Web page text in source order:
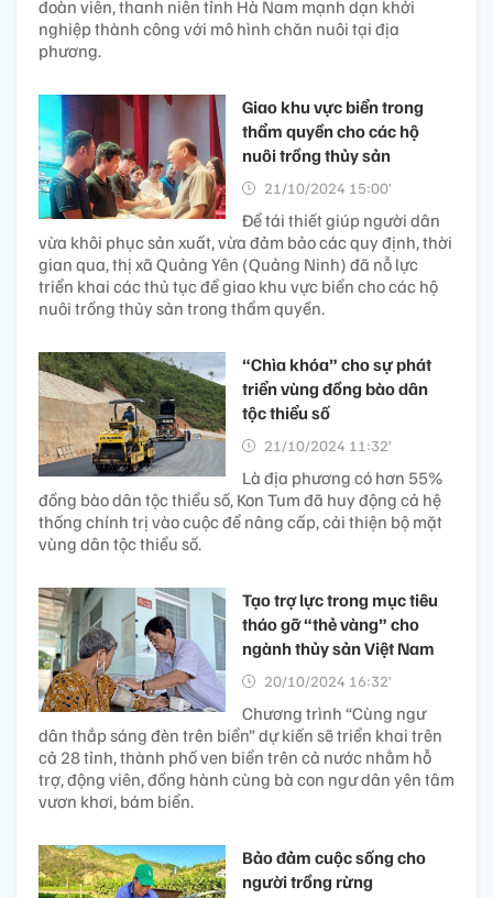
đoàn viên, thanh niên tỉnh Hà Nam mạnh dạn khởi
nghiệp thành công với mô hình chăn nuôi tại địa
phương.
Giao khu vực biển trong
thẩm quyền cho các hộ
nuôi trồng thủy sản
21/10/2024 15:00’
Để tái thiết giúp người dân
vừa khôi phục sản xuất, vừa đảm bảo các quy định, thời
gian qua, thị xã Quảng Yên (Quảng Ninh) đã nỗ lực
triển khai các thủ tục để giao khu vực biển cho các hộ
nuôi trồng thủy sản trong thẩm quyền.
“Chìa khóa” cho sự phát
triển vùng đồng bào dân
tộc thiểu số
21/10/2024 11:32’
Là địa phương có hơn 55%
đồng bào dân tộc thiểu số, Kon Tum đã huy động cả hệ
thống chính trị vào cuộc để nâng cấp, cải thiện bộ mặt
vùng dân tộc thiểu số.
Tạo trợ lực trong mục tiêu
tháo gỡ “thẻ vàng” cho
ngành thủy sản Việt Nam
20/10/2024 16:32’
Chương trình “Cùng ngư
dân thắp sáng đèn trên biển” dự kiến sẽ triển khai trên
cả 28 tỉnh, thành phố ven biển trên cả nước nhằm hỗ
trợ, động viên, đồng hành cùng bà con ngư dân yên tâm
vươn khơi, bám biển.
Bảo đảm cuộc sống cho
người trồng rừng